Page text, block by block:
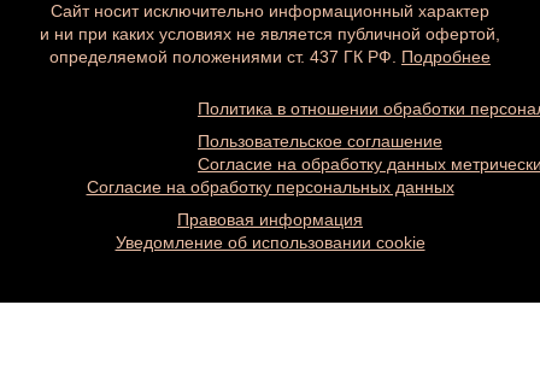
Сайт носит исключительно информационный характер
и ни при каких условиях не является публичной офертой,
определяемой положениями ст. 437 ГК РФ. Подробнее
Политика в отношении обработки
Пользовательское соглашение
Согласие на обработку данных
Согласие на обработку персональных данных
Правовая информация
Уведомление об использовании cookie